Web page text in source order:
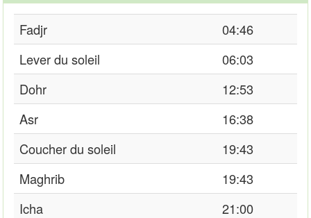
Fadjr
04:46
Lever du soleil
06:03
Dohr
12:53
Asr
16:38
Coucher du soleil
19:43
Maghrib
19:43
Icha
21:00